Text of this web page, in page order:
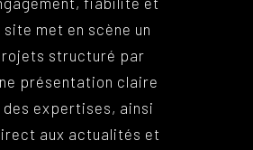
met en scène un
structuré par
présentation claire
des expertises, ainsi
aux actualités et